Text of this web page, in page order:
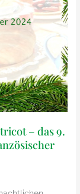
– das 9.